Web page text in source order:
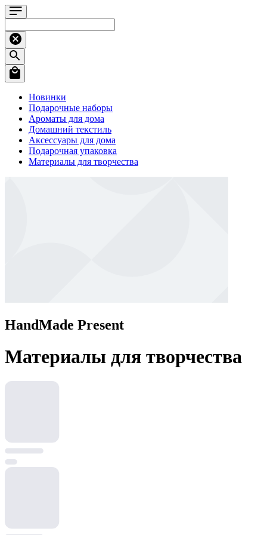
Новинки
Подарочные наборы
Ароматы для дома
Домашний текстиль
Аксессуары для дома
Подарочная упаковка
Материалы для творчества
HandMade Present
Материалы для творчества